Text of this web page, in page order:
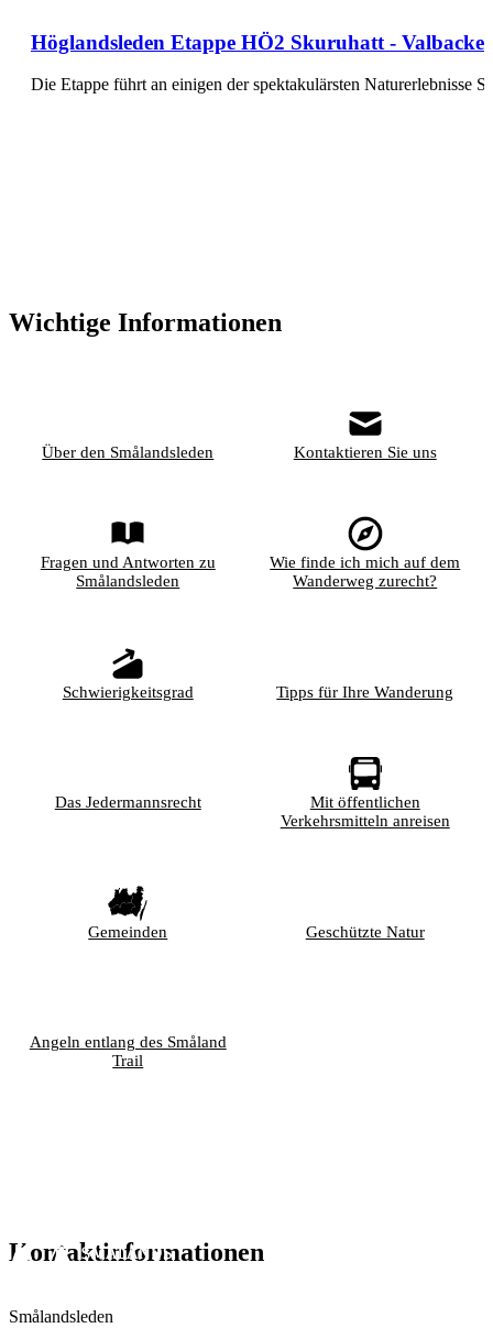
Höglandsleden Etappe HÖ2 Skuruhatt -
Die Etappe führt an einigen der spektakulärsten Naturerlebnisse
Wichtige Informationen
Über den Smålandsleden Kontaktieren Sie uns
Fragen und Antworten zu
Smålandsleden
Wie finde ich mich auf dem
Wanderweg zurecht?
Schwierigkeitsgrad Tipps für Ihre Wanderung
Das Jedermannsrecht
Mit öffentlichen
Verkehrsmitteln anreisen
Gemeinden Geschützte Natur
Angeln entlang des Småland
Trail
Kontaktinformationen
Smålandsleden